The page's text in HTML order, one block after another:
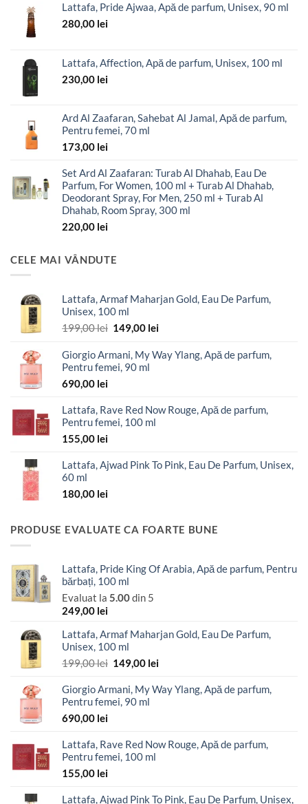
Lattafa, Pride Ajwaa, Apă de parfum, Unisex, 90 ml
280,00 lei
Lattafa, Affection, Apă de parfum, Unisex, 100 ml
230,00 lei
Ard Al Zaafaran, Sahebat Al Jamal, Apă de parfum,
Pentru femei, 70 ml
173,00 lei
Set Ard Al Zaafaran: Turab Al Dhahab, Eau De
Parfum, For Women, 100 ml + Turab Al Dhahab,
Deodorant Spray, For Men, 250 ml + Turab Al
Dhahab, Room Spray, 300 ml
220,00 lei
CELE MAI VÂNDUTE
Lattafa, Armaf Maharjan Gold, Eau De Parfum,
Unisex, 100 ml
199,00lei Prețul
a
fost:
149,00 leiPrețul
este:
Giorgio Armani, My Way Ylang, Apă de parfum,
Pentru femei, 90 ml
690,00 lei
Lattafa, Rave Red Now Rouge, Apă de parfum,
Pentru femei, 100 ml
155,00 lei
Lattafa, Ajwad Pink To Pink, Eau De Parfum, Unisex,
60 ml
180,00 lei
PRODUSE EVALUATE CA FOARTE BUNE
Lattafa, Pride King Of Arabia, Apă de parfum, Pentru
bărbați, 100 ml
Evaluat la 5.00din 5
249,00 lei
Lattafa, Armaf Maharjan Gold, Eau De Parfum,
Unisex, 100 ml
199,00lei Prețul
a
fost:
149,00 leiPrețul
este:
Giorgio Armani, My Way Ylang, Apă de parfum,
Pentru femei, 90 ml
690,00 lei
Lattafa, Rave Red Now Rouge, Apă de parfum,
Pentru femei, 100 ml
155,00 lei
Lattafa, Ajwad Pink To Pink, Eau De Parfum, Unisex,